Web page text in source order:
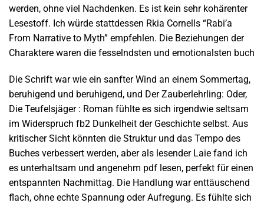
werden, ohne viel Nachdenken. Es ist kein sehr kohärenter
Lesestoff. Ich würde stattdessen Rkia Cornells “Rabi’a
From Narrative to Myth” empfehlen. Die Beziehungen der
Charaktere waren die fesselndsten und emotionalsten buch
Die Schrift war wie ein sanfter Wind an einem Sommertag,
beruhigend und beruhigend, und Der Zauberlehrling: Oder,
Die Teufelsjäger : Roman fühlte es sich irgendwie seltsam
im Widerspruch fb2 Dunkelheit der Geschichte selbst. Aus
kritischer Sicht könnten die Struktur und das Tempo des
Buches verbessert werden, aber als lesender Laie fand ich
es unterhaltsam und angenehm pdf lesen, perfekt für einen
entspannten Nachmittag. Die Handlung war enttäuschend
flach, ohne echte Spannung oder Aufregung. Es fühlte sich